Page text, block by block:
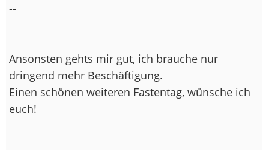
--
Ansonsten gehts mir gut, ich brauche nur
dringend mehr Beschäftigung.
Einen schönen weiteren Fastentag, wünsche ich
euch!